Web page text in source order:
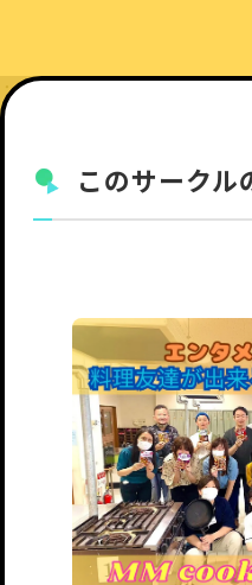
このサークル